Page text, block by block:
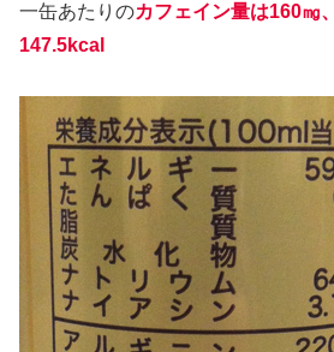
一缶あたりのカフェイン量は160㎎
147.5kcal